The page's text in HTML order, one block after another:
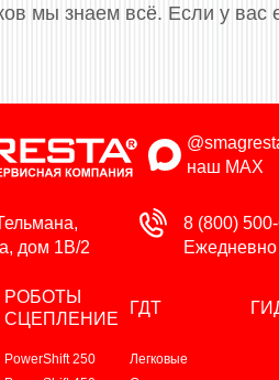
мы знаем всё. Если у
наш MAX
дом 1В/2
8 (800)
Ежедневно
РОБОТЫ
СЦЕПЛЕНИЕ
PowerShift 250
ГДТ
Легковые